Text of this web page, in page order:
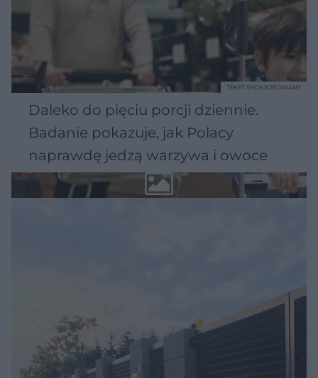
Daleko do pięciu porcji dziennie.
Badanie pokazuje, jak Polacy
naprawdę jedzą warzywa i owoce
TEKST SPONSOROWANY